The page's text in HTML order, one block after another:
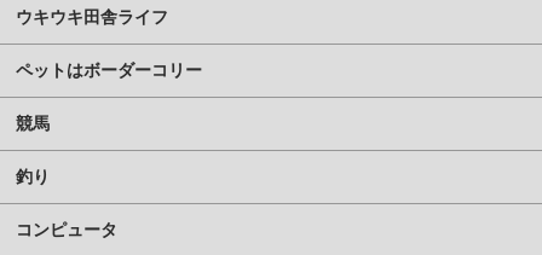
ウキウキ田舎ライフ
ペットはボーダーコリー
競馬
釣り
コンピュータ